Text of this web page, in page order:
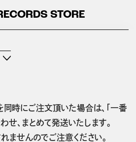
STORE
時にご注文頂いた場合は、「一番
せ、まとめて発送いたします。
ませんのでご注意ください。